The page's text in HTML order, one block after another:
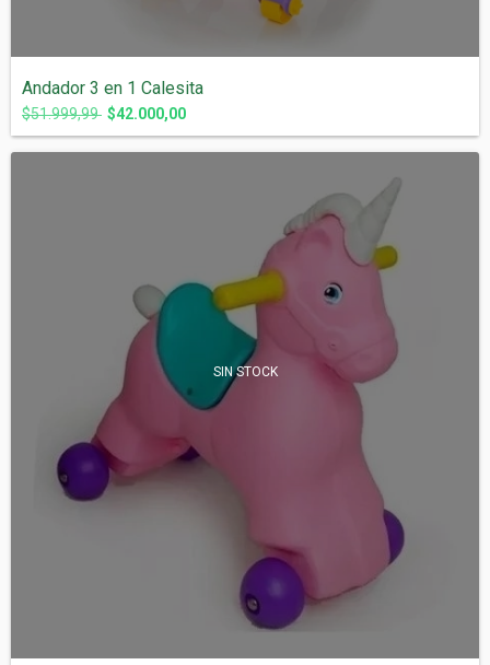
Andador 3 en 1 Calesita
$51.999,99 $42.000,00
SIN STOCK